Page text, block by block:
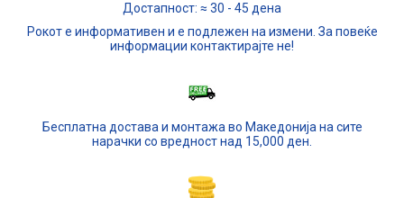
Достапност: ≈ 30 - 45 дена
Рокот е информативен и е подлежен на измени. За повеќе
информации контактирајте не!
Бесплатна достава и монтажа во Македонија на сите
нарачки со вредност над 15,000 ден.